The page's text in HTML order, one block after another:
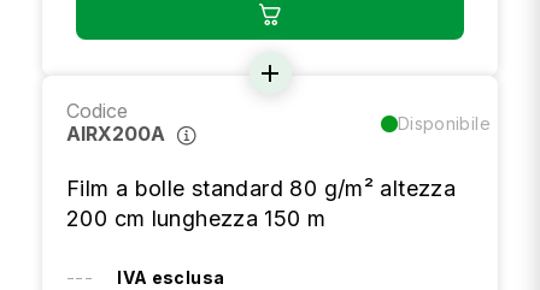
add
Codice
AIRX200A
Disponibile
Film a bolle standard 80 g/m² altezza
200 cm lunghezza 150 m
---
IVA esclusa